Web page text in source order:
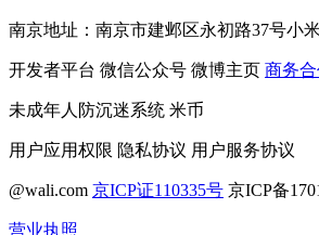
南京地址：南京市建邺区永初路37号小
开发者平台 微信公众号 微博主页 商务
未成年人防沉迷系统 米币
用户应用权限 隐私协议 用户服务协议
@wali.com 京ICP证110335号 京ICP备
营业执照